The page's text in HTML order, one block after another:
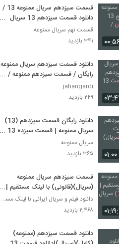
قسمت سیزدهم سریال ممنوعه 13 /
دانلود قسمت سیزدهم 13 سریال
ممنوعه کامل و رایگان / سریال
ممنوعه
قسمت نهم سریال ممنوعه
۳۴۱ بازدید
دانلود قسمت سیزدهم سریال ممنوعه
رایگان / قسمت سیزدهم ممنوعه /
ممنوعه-HD
jahangardi
۲۴۹ بازدید
۰۱:۰۰
دانلود رایگان قسمت سیزدهم (13)
سریال ممنوعه | قسمت سیزده 13
سریال ممنوعه (سریال)(کامل)
سریال ممنوعه
۳۶۵ بازدید
قسمت سیزدهم سریال ممنوعه
(سریال)(قانونی) با لینک مستقیم |
دانلود قسمت سیزدهم (13) سریال
ممنوعه'
دانلود فیلم و سریال ایرانی با لینک مستقیم
۲,۴۶۸ بازدید
دانلود قسمت سیزدهم (ممنوعه)